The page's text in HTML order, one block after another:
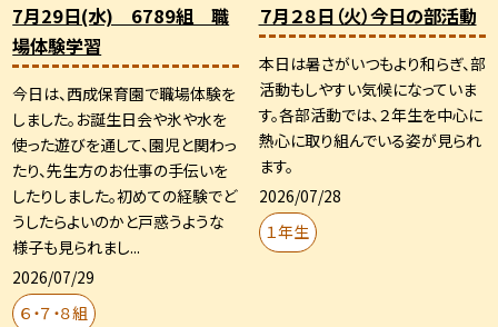
7月29日(水) 6789組 職
場体験学習
今日は、西成保育園で職場体験を
しました。お誕生日会や氷や水を
使った遊びを通して、園児と関わっ
たり、先生方のお仕事の手伝いを
したりしました。初めての経験でど
うしたらよいのかと戸惑うような
様子も見られまし...
2026/07/29
６・７・８組
７月２８日（火）今日の部活動
本日は暑さがいつもより和らぎ、部
活動もしやすい気候になっていま
す。各部活動では、２年生を中心に
熱心に取り組んでいる姿が見られ
ます。
2026/07/28
１年生